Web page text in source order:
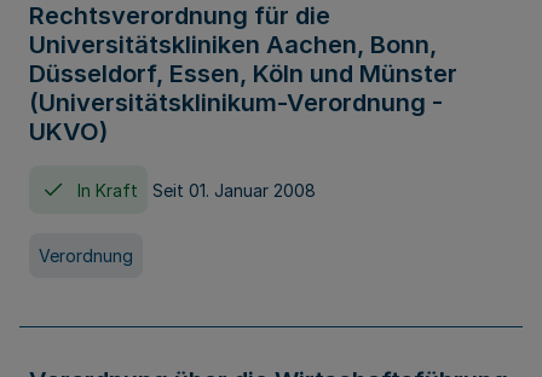
Rechtsverordnung für die
Universitätskliniken Aachen, Bonn,
Düsseldorf, Essen, Köln und Münster
(Universitätsklinikum-Verordnung -
UKVO)
In Kraft Seit 01. Januar 2008
Verordnung